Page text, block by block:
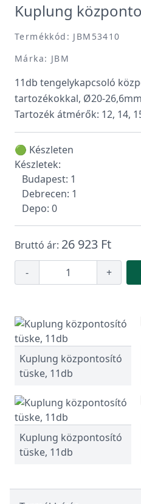
Kuplung
Termékkód: JBM53410
Márka: JBM
11db tengelykapcsoló
tartozékokkal, Ø20-
Tartozék átmérők: 12, 14,
🟢 Készleten
Készletek:
Budapest: 1
Debrecen: 1
Depo: 0
Bruttó ár: 26 923 Ft
- +
Kuplung központosító
tüske, 11db
Kuplung központosító
tüske, 11db